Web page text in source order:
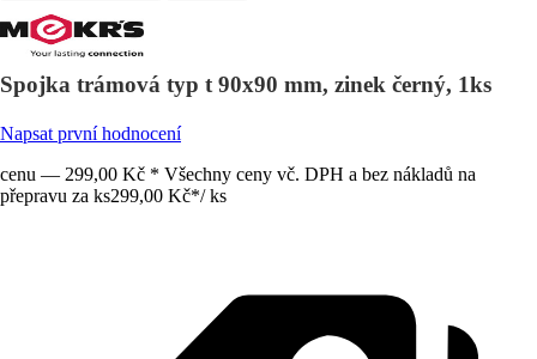
Spojka trámová typ t 90x90 mm, zinek černý, 1ks
Napsat první hodnocení
cenu — 299,00 Kč * Všechny ceny vč. DPH a bez nákladů na
přepravu za ks299,00 Kč*/ ks